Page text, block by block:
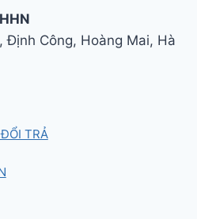
Định Công, Hoàng Mai, Hà
TRẢ